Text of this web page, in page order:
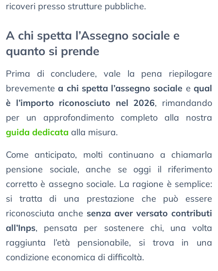
ricoveri presso strutture pubbliche.
A chi spetta l’Assegno sociale e
quanto si prende
Prima di concludere, vale la pena riepilogare
brevementea chi spetta l’assegno sociale equal
è l’importo riconosciuto nel 2026, rimandando
per un approfondimento completo alla nostra
guida dedicata alla misura.
Come anticipato, molti continuano a chiamarla
pensione sociale, anche se oggi il riferimento
corretto è assegno sociale. La ragione è semplice:
si tratta di una prestazione che può essere
riconosciuta anche senza aver versato contributi
all’Inps, pensata per sostenere chi, una volta
raggiunta l’età pensionabile, si trova in una
condizione economica di difficoltà.